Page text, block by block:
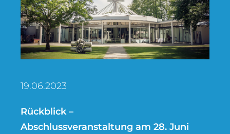
19.06.2023
Rückblick –
Abschlussveranstaltung am 28. Juni